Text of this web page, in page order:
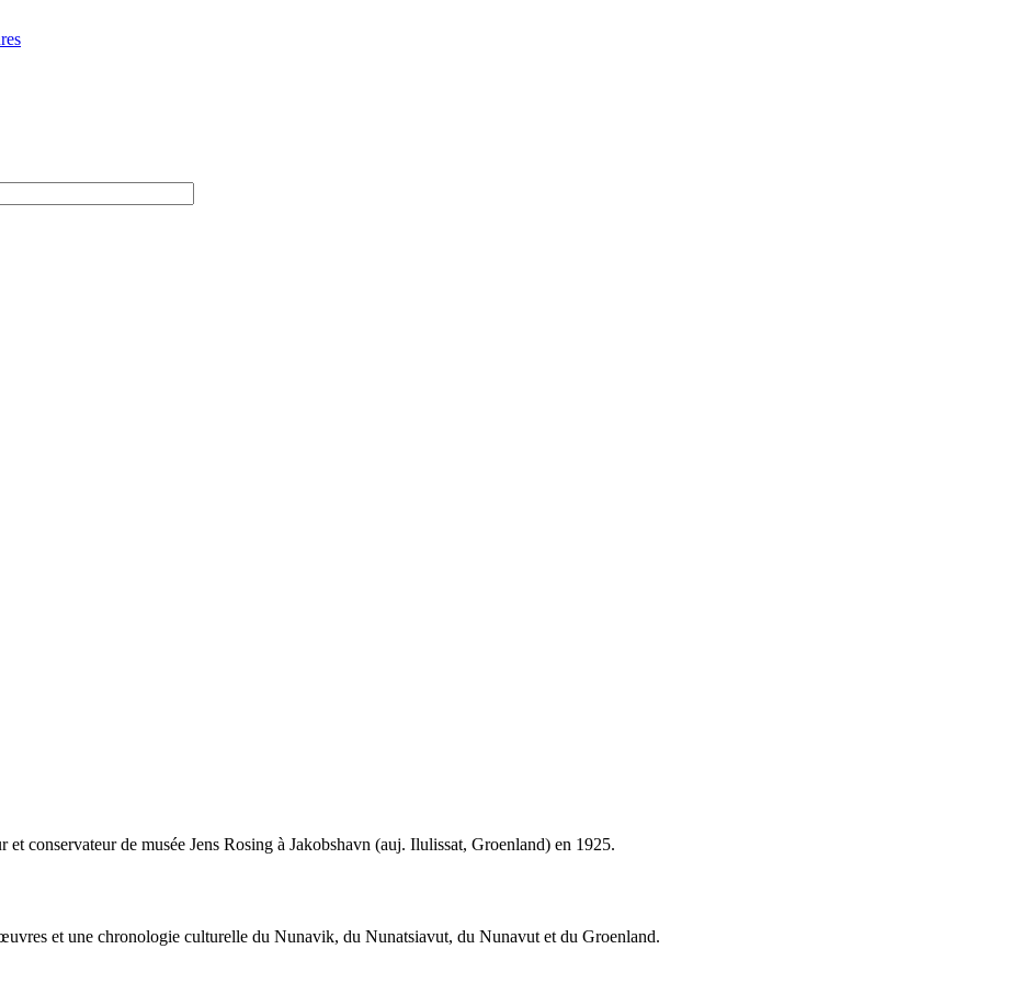
conservateur de musée Jens Rosing à Jakobshavn (auj. Ilulissat, Groenland) en 1925.
et une chronologie culturelle du Nunavik, du Nunatsiavut, du Nunavut et du Groenland.